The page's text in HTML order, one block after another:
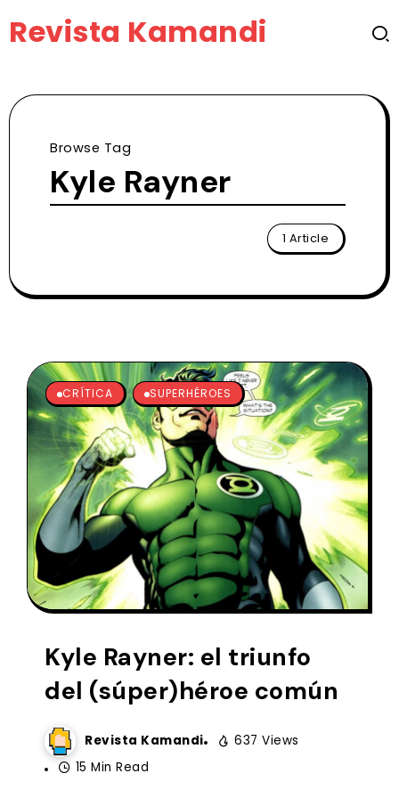
Revista Kamandi
Browse Tag
Kyle Rayner
1 Article
CRÍTICA SUPERHÉROES
Kyle Rayner: el triunfo
del (súper)héroe común
Revista Kamandi
637 Views
15 Min Read